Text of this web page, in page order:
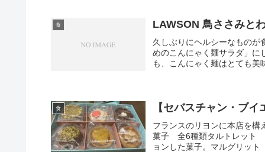
食 LAWSON 鳥ささみと
久しぶりにヘルシーなものが
めのこんにゃく麺サラダ」に
も、こんにゃく麺はとても美
食 【セバスチャン・ブ
フランスのリヨンに本店を構
菓子 全6種類タルトレット
ョンした菓子。マルグリッ